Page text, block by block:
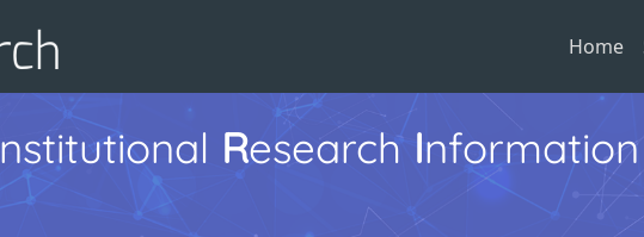
Home
nstitutional Research Information